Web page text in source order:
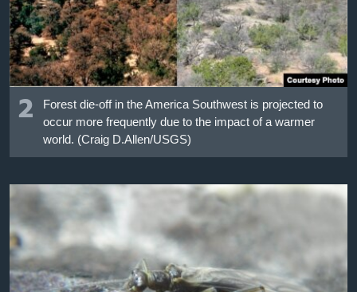
2
Forest die-off in the America Southwest is projected to
occur more frequently due to the impact of a warmer
world. (Craig D.Allen/USGS)